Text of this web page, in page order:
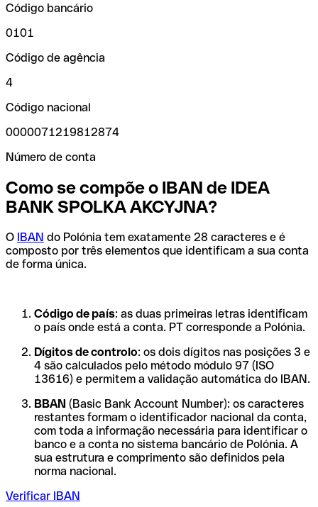
Código bancário
0101
Código de agência
4
Código nacional
0000071219812874
Número de conta
Como se compõe o IBAN de IDEA
BANK SPOLKA AKCYJNA?
O IBAN do Polónia tem exatamente 28 caracteres e é
composto por três elementos que identificam a sua conta
de forma única.
Código de país: as duas primeiras letras identificam
o país onde está a conta. PT corresponde a Polónia.
Dígitos de controlo: os dois dígitos nas posições 3 e
4 são calculados pelo método módulo 97 (ISO
13616) e permitem a validação automática do IBAN.
BBAN (Basic Bank Account Number): os caracteres
restantes formam o identificador nacional da conta,
com toda a informação necessária para identificar o
banco e a conta no sistema bancário de Polónia. A
sua estrutura e comprimento são definidos pela
norma nacional.
Verificar IBAN